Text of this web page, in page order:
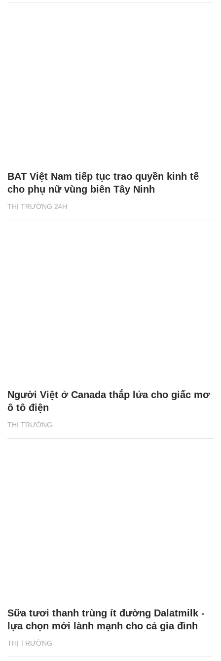
THỊ TRƯỜNG 24H
BAT Việt Nam tiếp tục trao quyền kinh tế
cho phụ nữ vùng biên Tây Ninh
THỊ TRƯỜNG
Người Việt ở Canada thắp lửa cho giấc mơ
ô tô điện
THỊ TRƯỜNG
Sữa tươi thanh trùng ít đường Dalatmilk -
lựa chọn mới lành mạnh cho cả gia đình